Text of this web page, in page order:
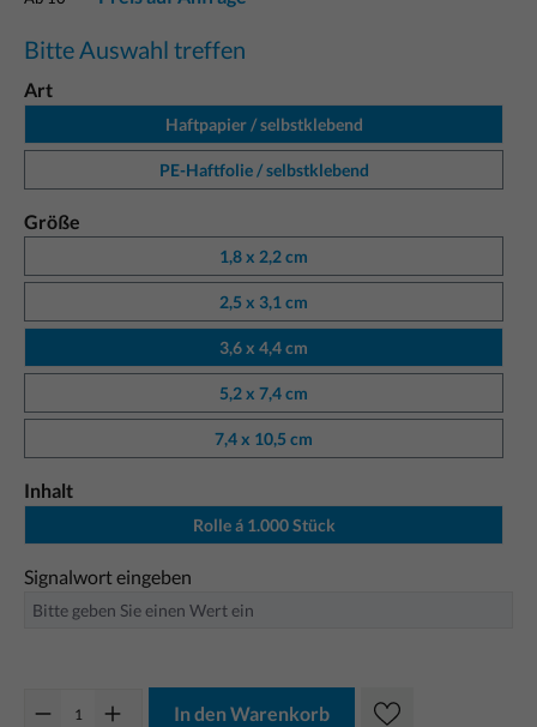
Bitte Auswahl treffen
Art
Haftpapier / selbstklebend
PE-Haftfolie / selbstklebend
Größe
1,8 x 2,2 cm
2,5 x 3,1 cm
3,6 x 4,4 cm
5,2 x 7,4 cm
7,4 x 10,5 cm
Inhalt
Rolle á 1.000 Stück
Signalwort eingeben
In den Warenkorb